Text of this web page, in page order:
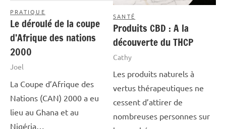
PRATIQUE
Le déroulé de la coupe
d’Afrique des nations
2000
Joel
La Coupe d’Afrique des
Nations (CAN) 2000 a eu
lieu au Ghana et au
Nigéria…
SANTÉ
Produits CBD : A la
découverte du THCP
Cathy
Les produits naturels à
vertus thérapeutiques ne
cessent d’attirer de
nombreuses personnes sur